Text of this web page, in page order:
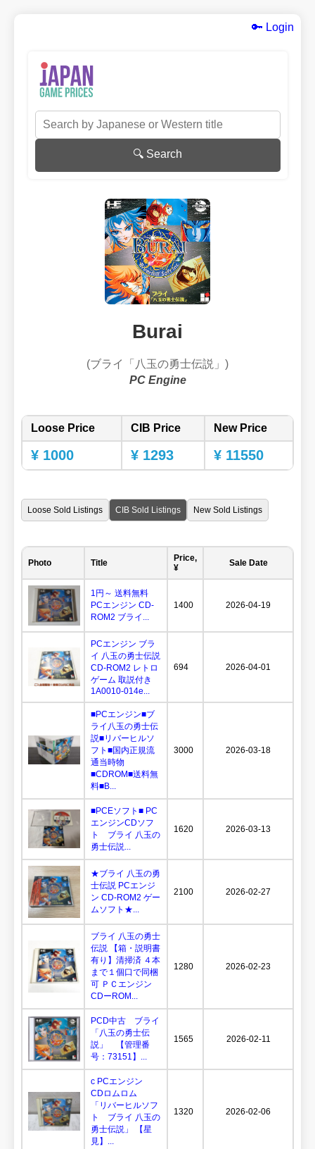
🔑 Login
🔍 Search
Burai
(ブライ「八玉の勇士伝説」)
PC Engine
Loose Price CIB Price New Price
¥ 1000 ¥ 1293 ¥ 11550
Loose Sold Listings CIB Sold Listings New Sold Listings
Photo Title
Price,
¥
Sale Date
1円～ 送料無料
PCエンジン CD-
ROM2 ブライ...
1400 2026-04-19
PCエンジン ブラ
イ 八玉の勇士伝説
CD-ROM2 レトロ
ゲーム 取説付き
1A0010-014e...
694 2026-04-01
■PCエンジン■ブ
ライ八玉の勇士伝
説■リバーヒルソ
フト■国内正規流
通当時物
■CDROM■送料無
料■B...
3000 2026-03-18
■PCEソフト■ PC
エンジンCDソフ
ト ブライ 八玉の
勇士伝説...
1620 2026-03-13
★ブライ 八玉の勇
士伝説 PCエンジ
ン CD-ROM2 ゲー
ムソフト★...
2100 2026-02-27
ブライ 八玉の勇士
伝説 【箱・説明書
有り】清掃済 ４本
まで１個口で同梱
可 ＰＣエンジン
CDーROM...
1280 2026-02-23
PCD中古 ブライ
「八玉の勇士伝
説」 【管理番
号：73151】...
1565 2026-02-11
c PCエンジン
CDロムロム
「リバーヒルソフ
ト ブライ 八玉の
勇士伝説」 【星
見】...
1320 2026-02-06